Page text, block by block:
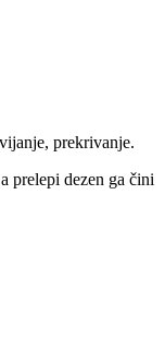
prekrivanje.
prelepi dezen ga čini